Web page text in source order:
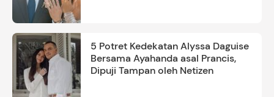
5 Potret Kedekatan Alyssa Daguise
Bersama Ayahanda asal Prancis,
Dipuji Tampan oleh Netizen